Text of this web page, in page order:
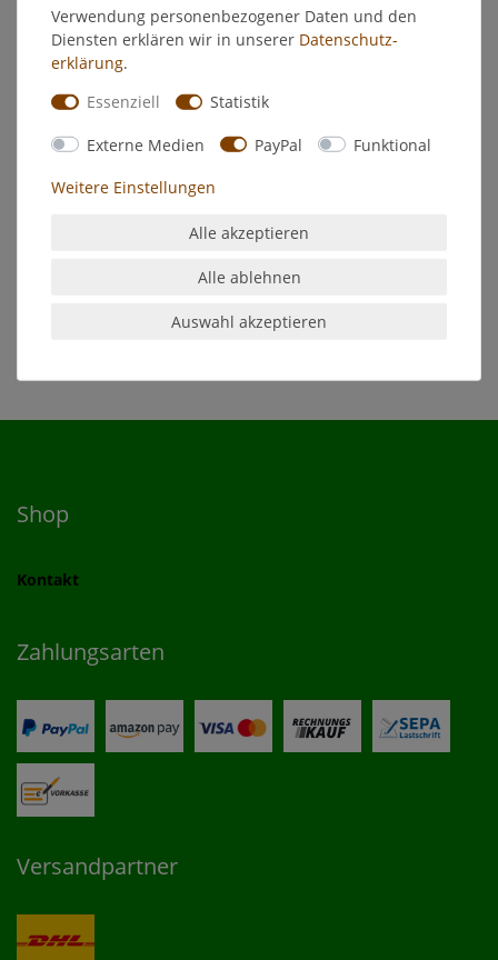
Hersteller
für alle Holzarten
Treppen, Türen, unversiegeltes Parkett usw.
schützt vor Feuchtigkeit
wasserabweisend
verhindert das Knarren des Holzes
Shop
Kontakt
Zahlungsarten
Versandpartner
Verwendung personenbezogener Daten und den
Diensten erklären wir in unserer Daten­schutz­
erklärung.
Essenziell
Statistik
Externe Medien PayPal Funktional
Weitere Einstellungen
Alle akzeptieren
Alle ablehnen
Auswahl akzeptieren